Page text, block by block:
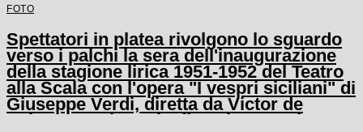
FOTO
Spettatori in platea rivolgono lo sguardo
verso i palchi la sera dell'inaugurazione
della stagione lirica 1951-1952 del Teatro
alla Scala con l'opera "I vespri siciliani" di
Giuseppe Verdi, diretta da Victor de
Sabata, con la regia di Herbert Graf